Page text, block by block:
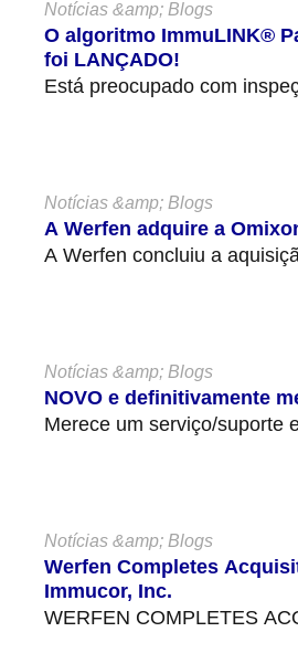
Notícias &amp; Blogs
O algoritmo ImmuLINK®
foi LANÇADO!
Está preocupado com
Notícias &amp; Blogs
A Werfen adquire a
A Werfen concluiu a
Notícias &amp; Blogs
NOVO e definitivamente
Merece um serviço/suporte
Notícias &amp; Blogs
Werfen Completes
Immucor, Inc.
WERFEN COMPLETES